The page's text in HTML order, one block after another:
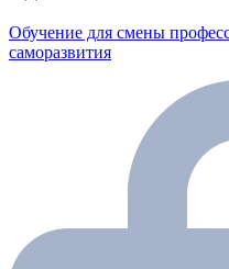
Обучение для смены
саморазвития